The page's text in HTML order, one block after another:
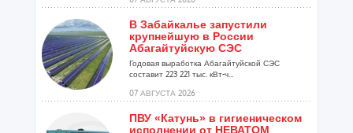
В Забайкалье запустили
крупнейшую в России
Абагайтуйскую СЭС
Годовая выработка Абагайтуйской СЭС
составит 223 221 тыс. кВт-ч...
07 АВГУСТА 2026
ПВУ «Катунь» в гигиеническом
исполнении от НЕВАТОМ